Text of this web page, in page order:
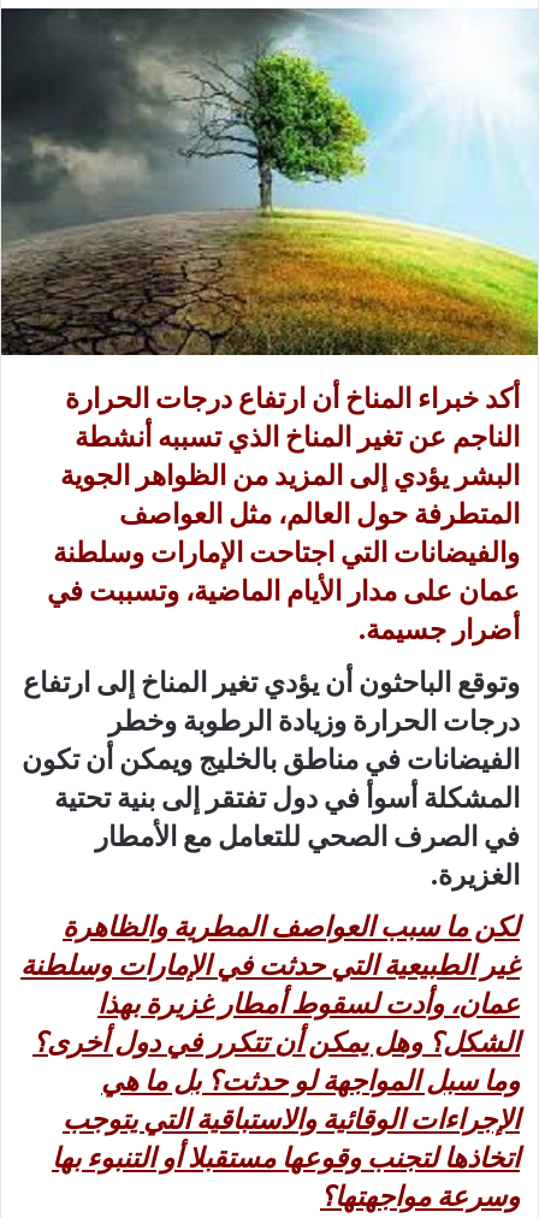
ل
ى
X
ر
ي
د
ا
إ
ل
ك
ت
ر
و
ن
ي
ا
أكد خبراء المناخ أن ارتفاع درجات الحرارة
الناجم عن تغير المناخ الذي تسببه أنشطة
البشر يؤدي إلى المزيد من الظواهر الجوية
المتطرفة حول العالم، مثل العواصف
والفيضانات التي اجتاحت الإمارات وسلطنة
عمان على مدار الأيام الماضية، وتسببت في
أضرار جسيمة.
وتوقع الباحثون أن يؤدي تغير المناخ إلى ارتفاع
درجات الحرارة وزيادة الرطوبة وخطر
الفيضانات في مناطق بالخليج ويمكن أن تكون
المشكلة أسوأ في دول تفتقر إلى بنية تحتية
في الصرف الصحي للتعامل مع الأمطار
الغزيرة.
لكن ما سبب العواصف المطرية والظاهرة
غير الطبيعية التي حدثت في الإمارات وسلطنة
عمان، وأدت لسقوط أمطار غزيرة بهذا
الشكل؟ وهل يمكن أن تتكرر في دول أخرى؟
وما سبل المواجهة لو حدثت؟ بل ما هي
الإجراءات الوقائية والاستباقية التي يتوجب
اتخاذها لتجنب وقوعها مستقبلا أو التنبوء بها
وسرعة مواجهتها؟